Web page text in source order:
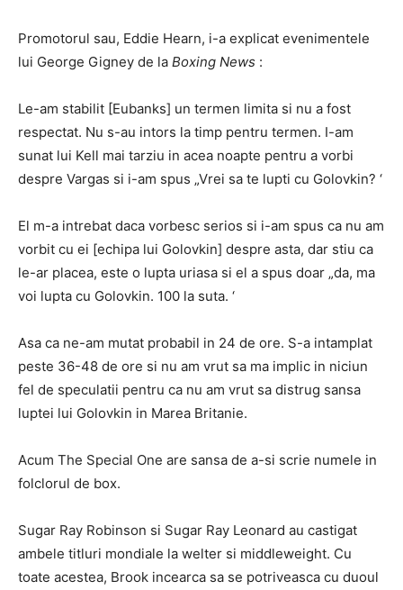
Promotorul sau, Eddie Hearn, i-a explicat evenimentele
lui George Gigney de la Boxing News :
Le-am stabilit [Eubanks] un termen limita si nu a fost
respectat. Nu s-au intors la timp pentru termen. I-am
sunat lui Kell mai tarziu in acea noapte pentru a vorbi
despre Vargas si i-am spus „Vrei sa te lupti cu Golovkin? ‘
El m-a intrebat daca vorbesc serios si i-am spus ca nu am
vorbit cu ei [echipa lui Golovkin] despre asta, dar stiu ca
le-ar placea, este o lupta uriasa si el a spus doar „da, ma
voi lupta cu Golovkin. 100 la suta. ‘
Asa ca ne-am mutat probabil in 24 de ore. S-a intamplat
peste 36-48 de ore si nu am vrut sa ma implic in niciun
fel de speculatii pentru ca nu am vrut sa distrug sansa
luptei lui Golovkin in Marea Britanie.
Acum The Special One are sansa de a-si scrie numele in
folclorul de box.
Sugar Ray Robinson si Sugar Ray Leonard au castigat
ambele titluri mondiale la welter si middleweight. Cu
toate acestea, Brook incearca sa se potriveasca cu duoul